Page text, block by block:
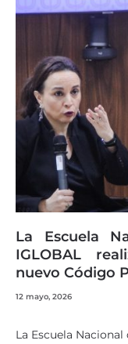
La Escuela
IGLOBAL
nuevo Código
12 mayo, 2026
La Escuela